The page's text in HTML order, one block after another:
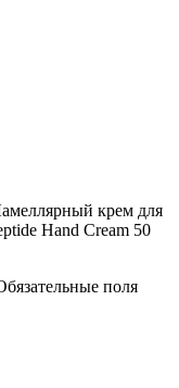
крем для
Hand Cream 50
поля